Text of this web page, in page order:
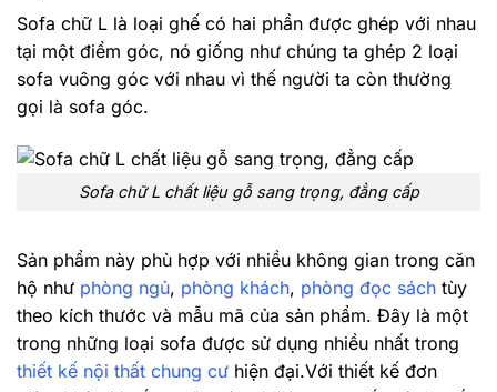
Sofa chữ L là loại ghế có hai phần được ghép với nhau
tại một điểm góc, nó giống như chúng ta ghép 2 loại
sofa vuông góc với nhau vì thế người ta còn thường
gọi là sofa góc.
Sofa chữ L chất liệu gỗ sang trọng, đẳng cấp
Sản phẩm này phù hợp với nhiều không gian trong căn
hộ như phòng ngủ, phòng khách, phòng đọc sách tùy
theo kích thước và mẫu mã của sản phẩm. Đây là một
trong những loại sofa được sử dụng nhiều nhất trong
thiết kế nội thất chung cư hiện đại.Với thiết kế đơn